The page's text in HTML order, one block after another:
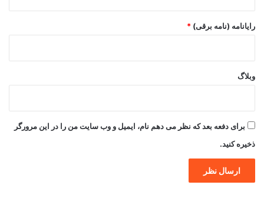
رایانامه (نامه برقی) *
وبلاگ
برای دفعه بعد که نظر می دهم نام، ایمیل و وب سایت من را در این مرورگر
ذخیره کنید.